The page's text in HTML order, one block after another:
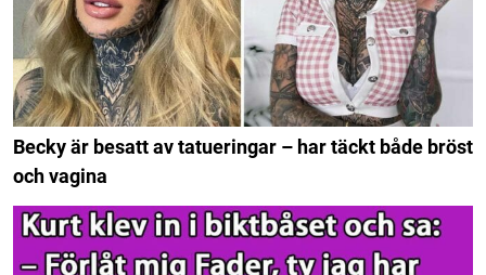
Becky är besatt av tatueringar – har täckt både bröst
och vagina